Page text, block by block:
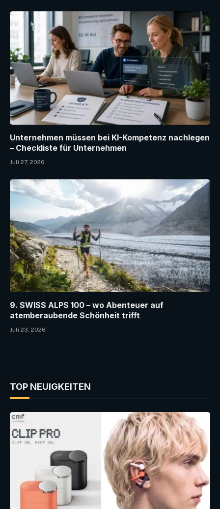
Unternehmen müssen bei KI-Kompetenz nachlegen
– Checkliste für Unternehmen
Juli 27, 2026
9. SWISS ALPS 100 – wo Abenteuer auf
atemberaubende Schönheit trifft
Juli 23, 2026
TOP NEUIGKEITEN